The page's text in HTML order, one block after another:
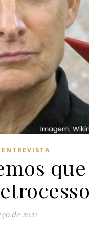
ENTREVISTA
de 2022